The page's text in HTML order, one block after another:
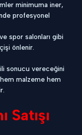
minimuma iner,
profesyonel
spor salonları gibi
önlenir.
sonucu vereceğini
malzeme hem
Satışı